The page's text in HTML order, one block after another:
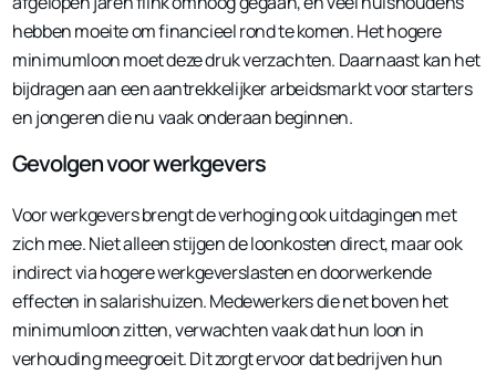
hebben moeite om financieel rond te komen. Het hogere
minimumloon moet deze druk verzachten. Daarnaast kan het
bijdragen aan een aantrekkelijker arbeidsmarkt voor starters
en jongeren die nu vaak onderaan beginnen.
Gevolgen voor werkgevers
Voor werkgevers brengt de verhoging ook uitdagingen met
zich mee. Niet alleen stijgen de loonkosten direct, maar ook
indirect via hogere werkgeverslasten en doorwerkende
effecten in salarishuizen. Medewerkers die net boven het
minimumloon zitten, verwachten vaak dat hun loon in
verhouding meegroeit. Dit zorgt ervoor dat bedrijven hun